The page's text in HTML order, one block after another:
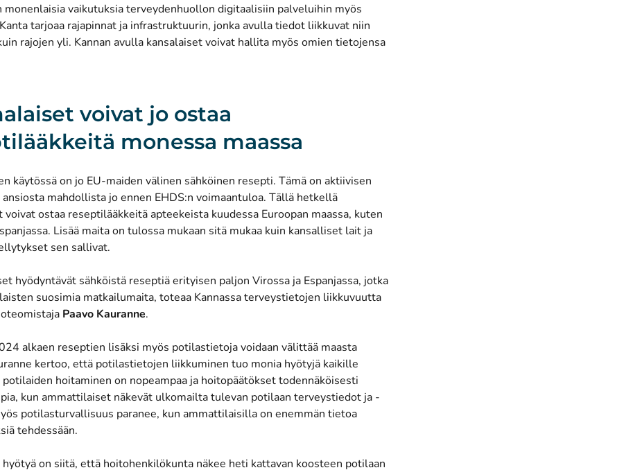
monenlaisia vaikutuksia terveydenhuollon digitaalisiin palveluihin myös
tarjoaa rajapinnat ja infrastruktuurin, jonka avulla tiedot liikkuvat niin
rajojen yli. Kannan avulla kansalaiset voivat hallita myös omien tietojensa
voivat jo ostaa
monessa maassa
käytössä on jo EU-maiden välinen sähköinen resepti. Tämä on aktiivisen
mahdollista jo ennen EHDS:n voimaantuloa. Tällä hetkellä
voivat ostaa reseptilääkkeitä apteekeista kuudessa Euroopan maassa, kuten
Lisää maita on tulossa mukaan sitä mukaa kuin kansalliset lait ja
sen sallivat.
hyödyntävät sähköistä reseptiä erityisen paljon Virossa ja Espanjassa, jotka
suosimia matkailumaita, toteaa Kannassa terveystietojen liikkuvuutta
Paavo Kauranne.
alkaen reseptien lisäksi myös potilastietoja voidaan välittää maasta
kertoo, että potilastietojen liikkuminen tuo monia hyötyjä kaikille
hoitaminen on nopeampaa ja hoitopäätökset todennäköisesti
kun ammattilaiset näkevät ulkomailta tulevan potilaan terveystiedot ja -
potilasturvallisuus paranee, kun ammattilaisilla on enemmän tietoa
tehdessään.
on siitä, että hoitohenkilökunta näkee heti kattavan koosteen potilaan